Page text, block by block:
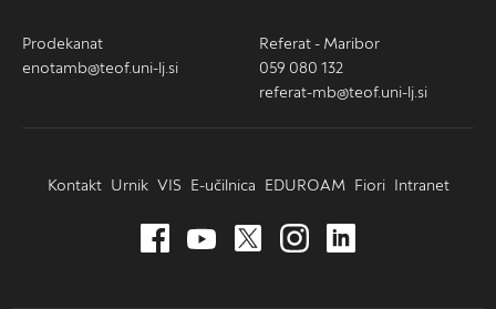
Prodekanat
enotamb@teof.uni-lj.si
Referat - Maribor
059 080 132
referat-mb@teof.uni-lj.si
Kontakt Urnik VIS E-učilnica EDUROAM Fiori Intranet